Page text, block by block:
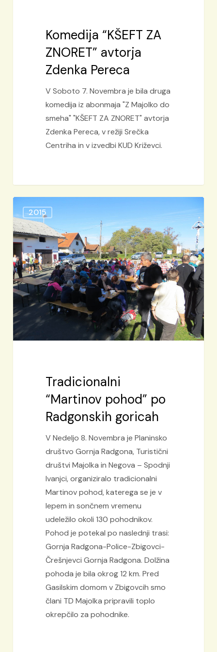
Komedija “KŠEFT ZA
ZNORET” avtorja
Zdenka Pereca
V Soboto 7. Novembra je bila druga
komedija iz abonmaja "Z Majolko do
smeha" "KŠEFT ZA ZNORET" avtorja
Zdenka Pereca, v režiji Srečka
Centriha in v izvedbi KUD Križevci.
“Martinov
pohod”
po
Radgonskih
goricah
2015
Tradicionalni
“Martinov pohod” po
Radgonskih goricah
V Nedeljo 8. Novembra je Planinsko
društvo Gornja Radgona, Turistični
društvi Majolka in Negova – Spodnji
Ivanjci, organiziralo tradicionalni
Martinov pohod, katerega se je v
lepem in sončnem vremenu
udeležilo okoli 130 pohodnikov.
Pohod je potekal po naslednji trasi:
Gornja Radgona-Police-Zbigovci-
Črešnjevci Gornja Radgona. Dolžina
pohoda je bila okrog 12 km. Pred
Gasilskim domom v Zbigovcih smo
člani TD Majolka pripravili toplo
okrepčilo za pohodnike.